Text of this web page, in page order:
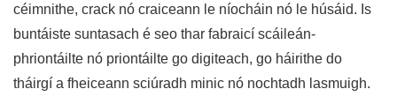
céimnithe, crack nó craiceann le níocháin nó le húsáid. Is
buntáiste suntasach é seo thar fabraicí scáileán-
phriontáilte nó priontáilte go digiteach, go háirithe do
tháirgí a fheiceann sciúradh minic nó nochtadh lasmuigh.